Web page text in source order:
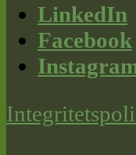
LinkedIn
Facebook